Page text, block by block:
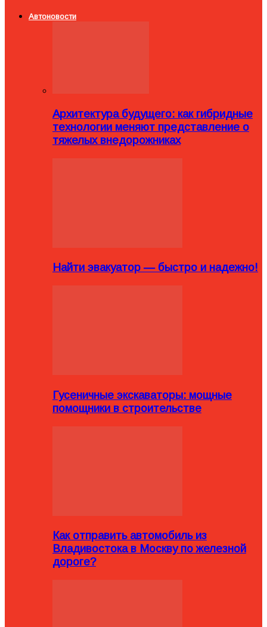
Автоновости
Архитектура будущего: как гибридные
технологии меняют представление о
тяжелых внедорожниках
Найти эвакуатор — быстро и надежно!
Гусеничные экскаваторы: мощные
помощники в строительстве
Как отправить автомобиль из
Владивостока в Москву по железной
дороге?